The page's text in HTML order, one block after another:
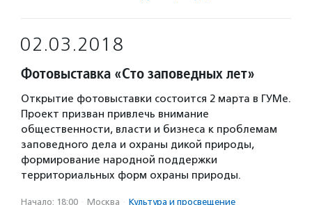
02.03.2018
Фотовыставка «Сто заповедных лет»
Открытие фотовыставки состоится 2 марта в ГУМе.
Проект призван привлечь внимание
общественности, власти и бизнеса к проблемам
заповедного дела и охраны дикой природы,
формирование народной поддержки
территориальных форм охраны природы.
Начало: 18:00 · Москва · Культура и просвещение